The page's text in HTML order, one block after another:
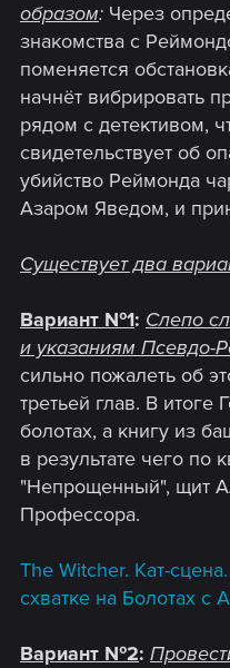
образом: Через
знакомства с
поменяется
начнёт вибрировать
рядом с детективом,
свидетельствует об
убийство Реймонда
Азаром Яведом, и
Существует два
Вариант №1: Слепо
и указаниям Псевдо-
сильно пожалеть об
третьей глав. В итоге
болотах, а книгу из
в результате чего по
"Непрощенный", щит
Профессора.
The Witcher. Кат-
схватке на Болотах с
Вариант №2: